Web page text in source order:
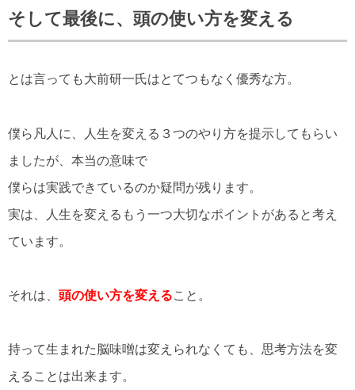
そして最後に、頭の使い方を変える
とは言っても大前研一氏はとてつもなく優秀な方。
僕ら凡人に、人生を変える３つのやり方を提示してもらい
ましたが、本当の意味で
僕らは実践できているのか疑問が残ります。
実は、人生を変えるもう一つ大切なポイントがあると考え
ています。
それは、 頭の使い方を変えること。
持って生まれた脳味噌は変えられなくても、思考方法を変
えることは出来ます。